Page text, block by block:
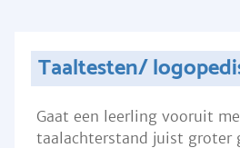
Taaltesten/
Gaat een leerling vooruit
taalachterstand juist groter